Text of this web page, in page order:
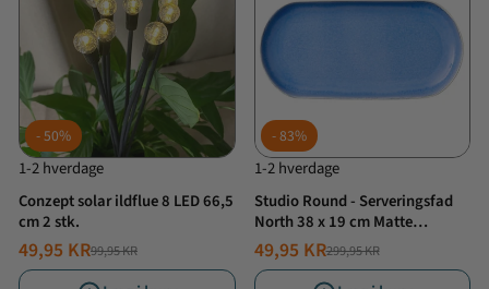
50%
1-2 hverdage
Conzept solar ildflue 8 LED 66,5
cm 2 stk.
NORMALPRIS
99,95 KR
TILBUDSPRIS
49,95 KR
83%
1-2 hverdage
Studio Round - Serveringsfad
North 38 x 19 cm Matte
white/Shiny river
NORMALPRIS
299,95 KR
TILBUDSPRIS
49,95 KR